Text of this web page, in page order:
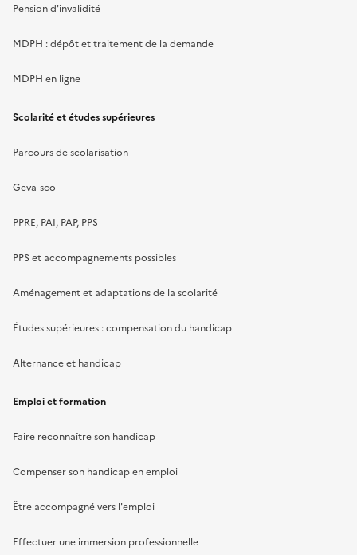
Pension d'invalidité
MDPH : dépôt et traitement de la demande
MDPH en ligne
Scolarité et études supérieures
Parcours de scolarisation
Geva-sco
PPRE, PAI, PAP, PPS
PPS et accompagnements possibles
Aménagement et adaptations de la scolarité
Études supérieures : compensation du handicap
Alternance et handicap
Emploi et formation
Faire reconnaître son handicap
Compenser son handicap en emploi
Être accompagné vers l'emploi
Effectuer une immersion professionnelle